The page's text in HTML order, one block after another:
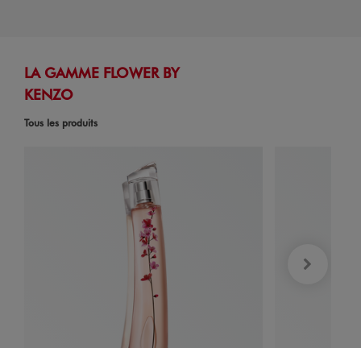
LA GAMME FLOWER BY
KENZO
Tous les produits